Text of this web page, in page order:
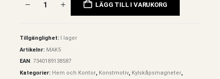
LÄGG TILL I VARUKORG
Tillgänglighet: I lager
Artikelnr: MAK5
EAN : 7340189138587
Kategorier: Hem och Kontor, Konstmotiv, Kylskåpsmagneter,